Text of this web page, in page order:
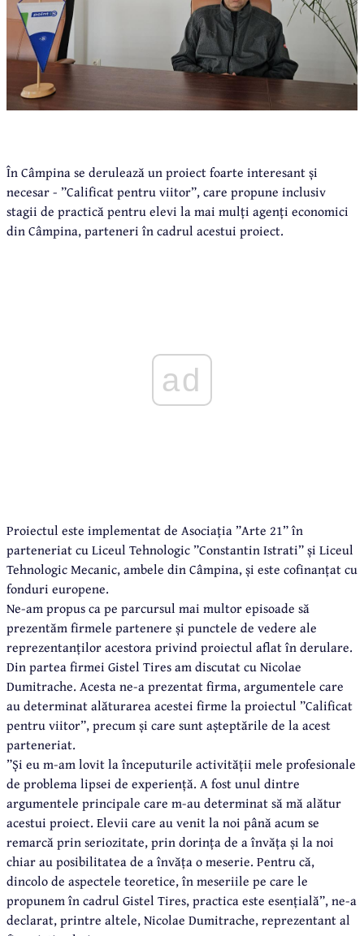
În Câmpina se derulează un proiect foarte interesant și
necesar - ”Calificat pentru viitor”, care propune inclusiv
stagii de practică pentru elevi la mai mulți agenți economici
din Câmpina, parteneri în cadrul acestui proiect.
ad
Proiectul este implementat de Asociația ”Arte 21” în
parteneriat cu Liceul Tehnologic ”Constantin Istrati” și Liceul
Tehnologic Mecanic, ambele din Câmpina, și este cofinanțat cu
fonduri europene.
Ne-am propus ca pe parcursul mai multor episoade să
prezentăm firmele partenere și punctele de vedere ale
reprezentanților acestora privind proiectul aflat în derulare.
Din partea firmei Gistel Tires am discutat cu Nicolae
Dumitrache. Acesta ne-a prezentat firma, argumentele care
au determinat alăturarea acestei firme la proiectul ”Calificat
pentru viitor”, precum și care sunt așteptările de la acest
parteneriat.
”Și eu m-am lovit la începuturile activității mele profesionale
de problema lipsei de experiență. A fost unul dintre
argumentele principale care m-au determinat să mă alătur
acestui proiect. Elevii care au venit la noi până acum se
remarcă prin seriozitate, prin dorința de a învăța și la noi
chiar au posibilitatea de a învăța o meserie. Pentru că,
dincolo de aspectele teoretice, în meseriile pe care le
propunem în cadrul Gistel Tires, practica este esențială”, ne-a
declarat, printre altele, Nicolae Dumitrache, reprezentant al